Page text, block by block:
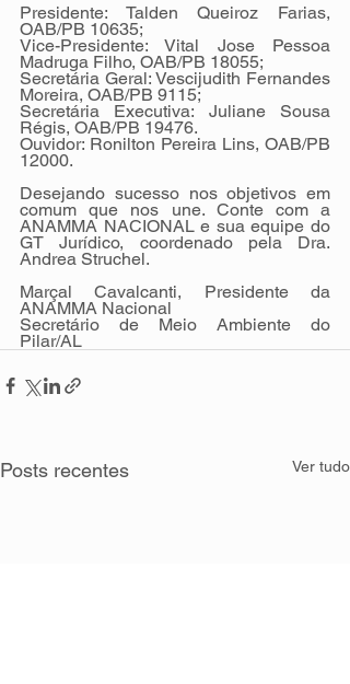
Presidente: Talden Queiroz Farias,
OAB/PB 10635;
Vice-Presidente: Vital Jose Pessoa
Madruga Filho, OAB/PB 18055;
Secretária Geral: Vescijudith Fernandes
Moreira, OAB/PB 9115;
Secretária Executiva: Juliane Sousa
Régis, OAB/PB 19476.
Ouvidor: Ronilton Pereira Lins, OAB/PB
12000.
Desejando sucesso nos objetivos em
comum que nos une. Conte com a
ANAMMA NACIONAL e sua equipe do
GT Jurídico, coordenado pela Dra.
Andrea Struchel.
Marçal Cavalcanti, Presidente da
ANAMMA Nacional
Secretário de Meio Ambiente do
Pilar/AL
Posts recentes Ver tudo